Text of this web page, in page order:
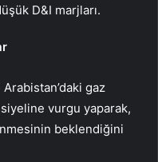
D&I marjları.
gaz
vurgu yaparak,
beklendiğini